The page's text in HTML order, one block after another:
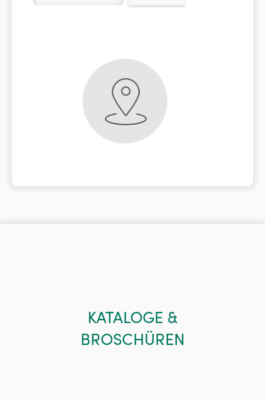
KATALOGE &
BROSCHÜREN